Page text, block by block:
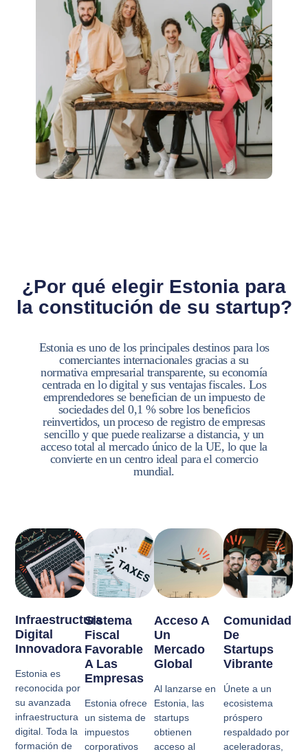
¿Por qué elegir Estonia para
la constitución de su startup?
Estonia es uno de los principales destinos para los
comerciantes internacionales gracias a su
normativa empresarial transparente, su economía
centrada en lo digital y sus ventajas fiscales. Los
emprendedores se benefician de un impuesto de
sociedades del 0,1 % sobre los beneficios
reinvertidos, un proceso de registro de empresas
sencillo y que puede realizarse a distancia, y un
acceso total al mercado único de la UE, lo que la
convierte en un centro ideal para el comercio
mundial.
Infraestructura
Digital
Innovadora
Estonia es
reconocida por
su avanzada
infraestructura
digital. Toda la
formación de
Sistema
Fiscal
Favorable
A Las
Empresas
Estonia ofrece
un sistema de
impuestos
corporativos
Acceso A
Un
Mercado
Global
Al lanzarse en
Estonia, las
startups
obtienen
acceso al
Comunidad
De
Startups
Vibrante
Únete a un
ecosistema
próspero
respaldado por
aceleradoras,